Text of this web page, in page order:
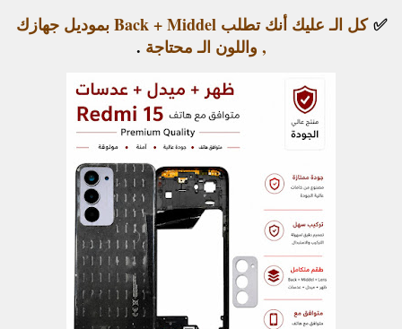
✅
كل الـ عليك أنك تطلب Back + Middel بموديل جهازك
, واللون الـ محتاجة .